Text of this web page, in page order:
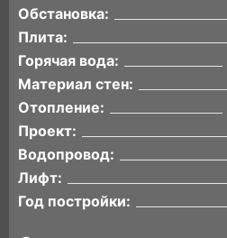
Обстановка:
Плита:
Горячая вода:
Материал стен:
Отопление:
Проект:
Водопровод:
Лифт:
Год постройки: